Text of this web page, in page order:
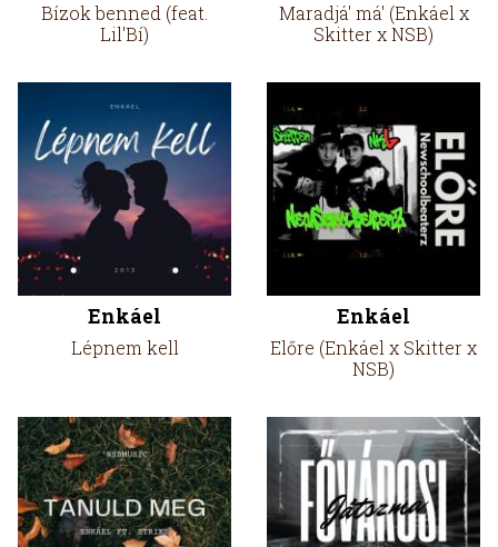
Bízok benned (feat.
Lil'Bí)
Maradjá' má' (Enkáel x
Skitter x NSB)
Enkáel
Lépnem kell
Enkáel
Előre (Enkáel x Skitter x
NSB)